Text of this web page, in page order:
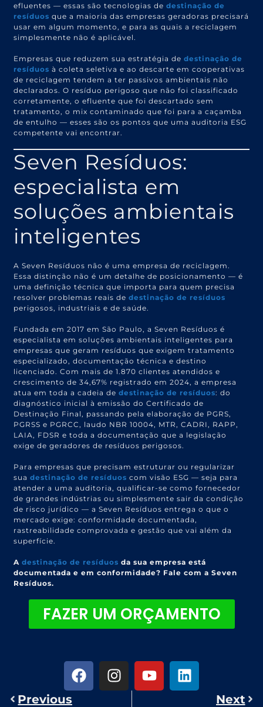
efluentes — essas são tecnologias dedestinação de
resíduos que a maioria das empresas geradoras precisará
usar em algum momento, e para as quais a reciclagem
simplesmente não é aplicável.
Empresas que reduzem sua estratégia dedestinação de
resíduos à coleta seletiva e ao descarte em cooperativas
de reciclagem tendem a ter passivos ambientais não
declarados. O resíduo perigoso que não foi classificado
corretamente, o efluente que foi descartado sem
tratamento, o mix contaminado que foi para a caçamba
de entulho — esses são os pontos que uma auditoria ESG
competente vai encontrar.
Seven Resíduos:
especialista em
soluções ambientais
inteligentes
A Seven Resíduos não é uma empresa de reciclagem.
Essa distinção não é um detalhe de posicionamento — é
uma definição técnica que importa para quem precisa
resolver problemas reais dedestinação de resíduos
perigosos, industriais e de saúde.
Fundada em 2017 em São Paulo, a Seven Resíduos é
especialista em soluções ambientais inteligentes para
empresas que geram resíduos que exigem tratamento
especializado, documentação técnica e destino
licenciado. Com mais de 1.870 clientes atendidos e
crescimento de 34,67% registrado em 2024, a empresa
atua em toda a cadeia dedestinação de resíduos: do
diagnóstico inicial à emissão do Certificado de
Destinação Final, passando pela elaboração de PGRS,
PGRSS e PGRCC, laudo NBR 10004, MTR, CADRI, RAPP,
LAIA, FDSR e toda a documentação que a legislação
exige de geradores de resíduos perigosos.
Para empresas que precisam estruturar ou regularizar
suadestinação de resíduos com visão ESG — seja para
atender a uma auditoria, qualificar-se como fornecedor
de grandes indústrias ou simplesmente sair da condição
de risco jurídico — a Seven Resíduos entrega o que o
mercado exige: conformidade documentada,
rastreabilidade comprovada e gestão que vai além da
superfície.
Adestinação de resíduos da sua empresa está
documentada e em conformidade? Fale com a Seven
Resíduos.
FAZER UM ORÇAMENTO
Previous Next